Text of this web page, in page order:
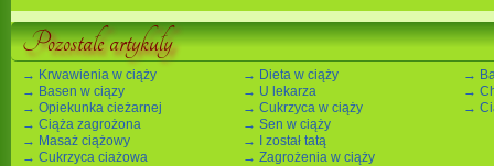
Pozostałe artykuły
→ Krwawienia w ciąży
→ Basen w ciązy
→ Opiekunka cieżarnej
→ Ciąża zagrożona
→ Masaż ciążowy
→ Cukrzyca ciażowa
→ Dieta w ciąży
→ U lekarza
→ Cukrzyca w ciąży
→ Sen w ciąży
→ I został tatą
→ Zagrożenia w ciąży
→
→
→